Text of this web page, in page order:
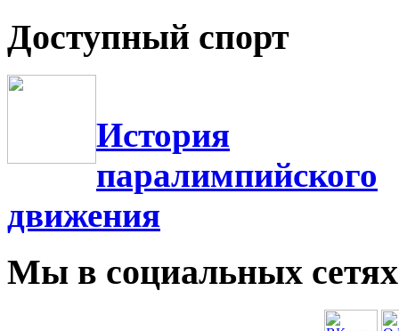
Доступный спорт
История
паралимпийского
движения
Мы в социальных сетях